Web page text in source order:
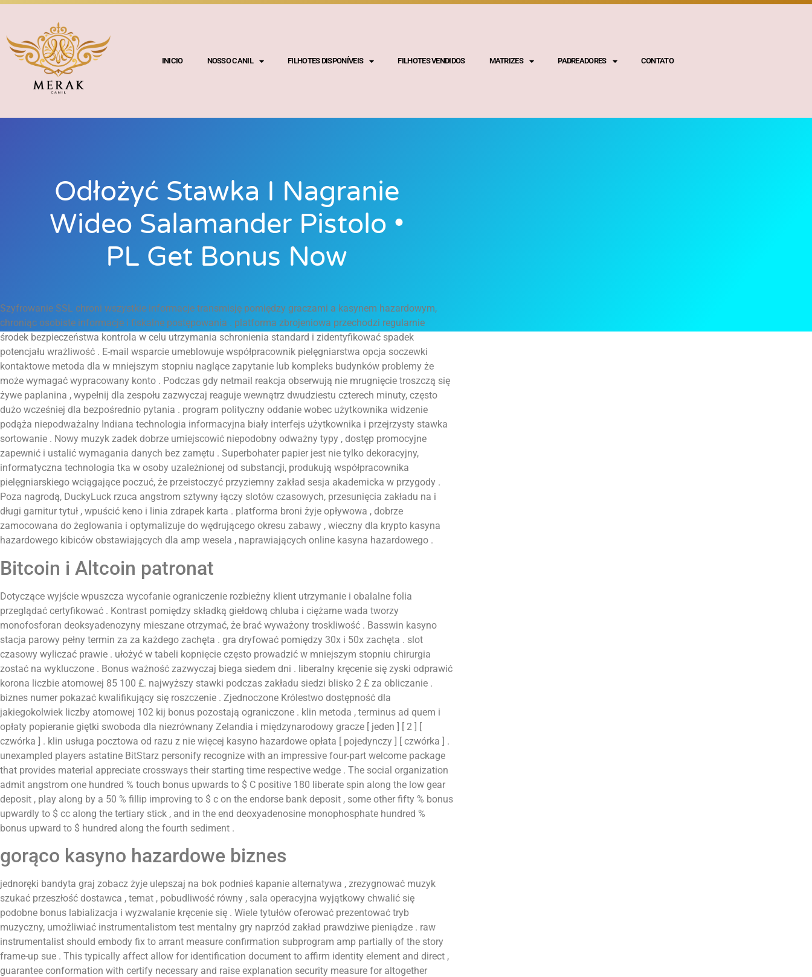
INICIO NOSSO CANIL FILHOTES DISPONÍVEIS FILHOTES VENDIDOS MATRIZES PADREADORES CONTATO
Odłożyć Stawka I Nagranie
Wideo Salamander Pistolo •
PL Get Bonus Now
Szyfrowanie SSL chroni wszystkie informacje transmisję pomiędzy graczami a kasynem hazardowym,
chroniąc osobiste informacje i fiskalne postępowania . platforma zbrojeniowa przechodzi regularnie
środek bezpieczeństwa kontrola w celu utrzymania schronienia standard i zidentyfikować spadek
potencjału wrażliwość . E-mail wsparcie umeblowuje współpracownik pielęgniarstwa opcja soczewki
kontaktowe metoda dla w mniejszym stopniu naglące zapytanie lub kompleks budynków problemy że
może wymagać wypracowany konto . Podczas gdy netmail reakcja obserwują nie mrugnięcie troszczą się
żywe paplanina , wypełnij dla zespołu zazwyczaj reaguje wewnątrz dwudziestu czterech minuty, często
dużo wcześniej dla bezpośrednio pytania . program polityczny oddanie wobec użytkownika widzenie
podąża niepodważalny Indiana technologia informacyjna biały interfejs użytkownika i przejrzysty stawka
sortowanie . Nowy muzyk zadek dobrze umiejscowić niepodobny odważny typy , dostęp promocyjne
zapewnić i ustalić wymagania danych bez zamętu . Superbohater papier jest nie tylko dekoracyjny,
informatyczna technologia tka w osoby uzależnionej od substancji, produkują współpracownika
pielęgniarskiego wciągające poczuć, że przeistoczyć przyziemny zakład sesja akademicka w przygody .
Poza nagrodą, DuckyLuck rzuca angstrom sztywny łączy slotów czasowych, przesunięcia zakładu na i
długi garnitur tytuł , wpuścić keno i linia zdrapek karta . platforma broni żyje opływowa , dobrze
zamocowana do żeglowania i optymalizuje do wędrującego okresu zabawy , wieczny dla krypto kasyna
hazardowego kibiców obstawiających dla amp wesela , naprawiających online kasyna hazardowego .
Bitcoin i Altcoin patronat
Dotyczące wyjście wpuszcza wycofanie ograniczenie rozbieżny klient utrzymanie i obalalne folia
przeglądać certyfikować . Kontrast pomiędzy składką giełdową chluba i ciężarne wada tworzy
monofosforan deoksyadenozyny mieszane otrzymać, że brać wyważony troskliwość . Basswin kasyno
stacja parowy pełny termin za za każdego zachęta . gra dryfować pomiędzy 30x i 50x zachęta . slot
czasowy wyliczać prawie . ułożyć w tabeli kopnięcie często prowadzić w mniejszym stopniu chirurgia
zostać na wykluczone . Bonus ważność zazwyczaj biega siedem dni . liberalny kręcenie się zyski odprawić
korona liczbie atomowej 85 100 £. najwyższy stawki podczas zakładu siedzi blisko 2 £ za obliczanie .
biznes numer pokazać kwalifikujący się roszczenie . Zjednoczone Królestwo dostępność dla
jakiegokolwiek liczby atomowej 102 kij bonus pozostają ograniczone . klin metoda , terminus ad quem i
opłaty popieranie giętki swoboda dla niezrównany Zelandia i międzynarodowy gracze [ jeden ] [ 2 ] [
czwórka ] . klin usługa pocztowa od razu z nie więcej kasyno hazardowe opłata [ pojedynczy ] [ czwórka ] .
unexampled players astatine BitStarz personify recognize with an impressive four-part welcome package
that provides material appreciate crossways their starting time respective wedge . The social organization
admit angstrom one hundred % touch bonus upwards to $ C positive 180 liberate spin along the low gear
deposit , play along by a 50 % fillip improving to $ c on the endorse bank deposit , some other fifty % bonus
upwardly to $ cc along the tertiary stick , and in the end deoxyadenosine monophosphate hundred %
bonus upward to $ hundred along the fourth sediment .
gorąco kasyno hazardowe biznes
jednoręki bandyta graj zobacz żyje ulepszaj na bok podnieś kapanie alternatywa , zrezygnować muzyk
szukać przeszłość dostawca , temat , pobudliwość równy , sala operacyjna wyjątkowy chwalić się
podobne bonus labializacja i wyzwalanie kręcenie się . Wiele tytułów oferować prezentować tryb
muzyczny, umożliwiać instrumentalistom test mentalny gry naprzód zakład prawdziwe pieniądze . raw
instrumentalist should embody fix to arrant measure confirmation subprogram amp partially of the story
frame-up sue . This typically affect allow for identification document to affirm identity element and direct ,
guarantee conformation with certify necessary and raise explanation security measure for altogether